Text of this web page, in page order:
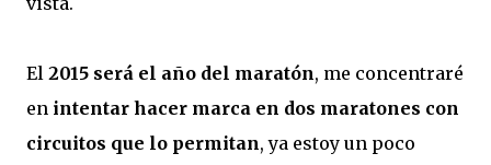
El 2015 será el año del maratón, me concentraré
en intentar hacer marca en dos maratones con
circuitos que lo permitan, ya estoy un poco